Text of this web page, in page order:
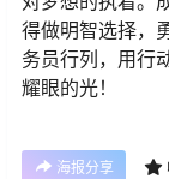
得做明智选择，
务员行列，用行
耀眼的光！
海报分享